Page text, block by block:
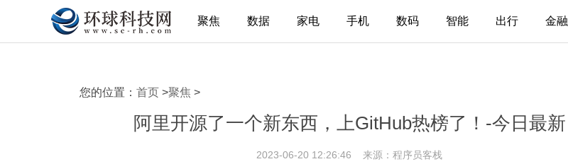
聚焦 数据 家电 手机 数码 智能 出行 金融
您的位置： 首页 >聚焦 >
阿里开源了一个新东西，上GitHub热榜了！-今日最新
2023-06-20 12:26:46 来源：程序员客栈